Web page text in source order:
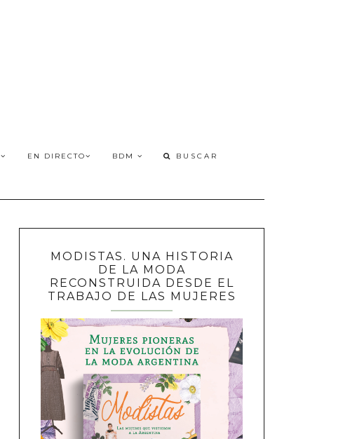
EN DIRECTO BDM
MODISTAS. UNA HISTORIA
DE LA MODA
RECONSTRUIDA DESDE EL
TRABAJO DE LAS MUJERES